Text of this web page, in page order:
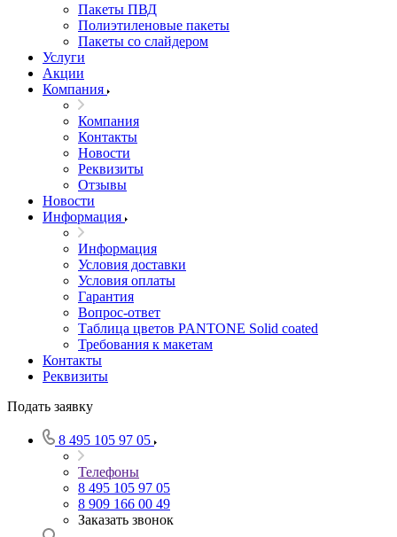
Пакеты ПВД
Полиэтиленовые пакеты
Пакеты со слайдером
Услуги
Акции
Компания
Компания
Контакты
Новости
Реквизиты
Отзывы
Новости
Информация
Информация
Условия доставки
Условия оплаты
Гарантия
Вопрос-ответ
Таблица цветов PANTONE Solid coated
Требования к макетам
Контакты
Реквизиты
Подать заявку
8 495 105 97 05
Телефоны
8 495 105 97 05
8 909 166 00 49
Заказать звонок